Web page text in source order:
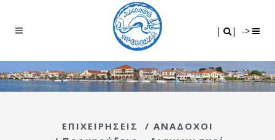
| | ->
ΕΠΙΧΕΙΡΗΣΕΙΣ / ΑΝΑΔΟΧΟΙ